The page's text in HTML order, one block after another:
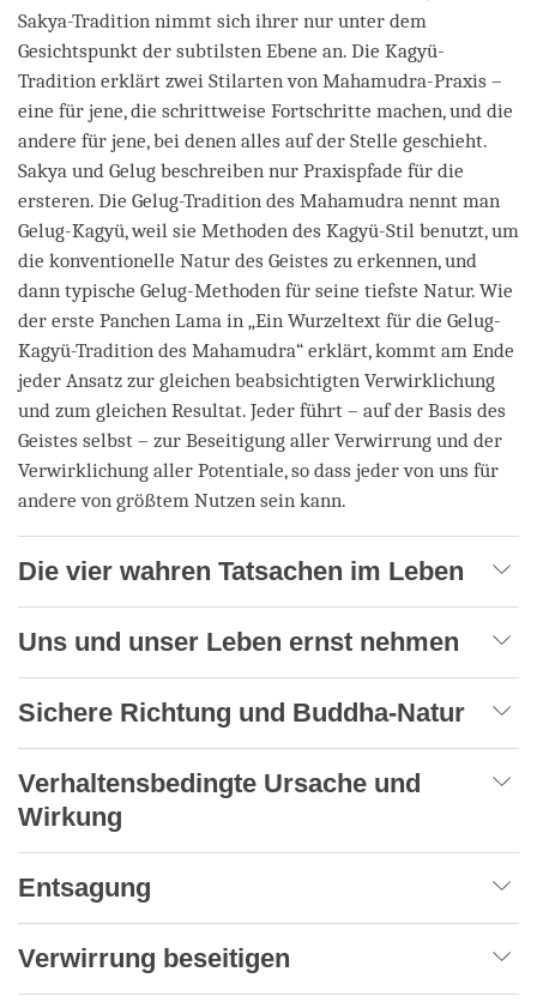
Sakya-Tradition nimmt sich ihrer nur unter dem
Gesichtspunkt der subtilsten Ebene an. Die Kagyü-
Tradition erklärt zwei Stilarten von Mahamudra-Praxis –
eine für jene, die schrittweise Fortschritte machen, und die
andere für jene, bei denen alles auf der Stelle geschieht.
Sakya und Gelug beschreiben nur Praxispfade für die
ersteren. Die Gelug-Tradition des Mahamudra nennt man
Gelug-Kagyü, weil sie Methoden des Kagyü-Stil benutzt, um
die konventionelle Natur des Geistes zu erkennen, und
dann typische Gelug-Methoden für seine tiefste Natur. Wie
der erste Panchen Lama in „Ein Wurzeltext für die Gelug-
Kagyü-Tradition des Mahamudra“ erklärt, kommt am Ende
jeder Ansatz zur gleichen beabsichtigten Verwirklichung
und zum gleichen Resultat. Jeder führt – auf der Basis des
Geistes selbst – zur Beseitigung aller Verwirrung und der
Verwirklichung aller Potentiale, so dass jeder von uns für
andere von größtem Nutzen sein kann.
Die vier wahren Tatsachen im Leben
Uns und unser Leben ernst nehmen
Sichere Richtung und Buddha-Natur
Verhaltensbedingte Ursache und
Wirkung
Entsagung
Verwirrung beseitigen